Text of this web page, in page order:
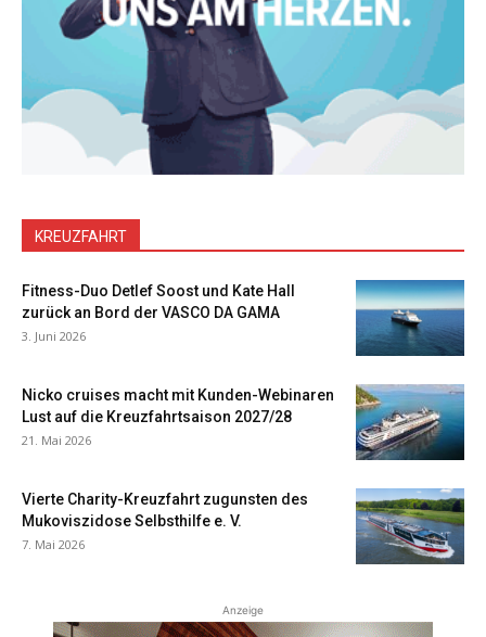
KREUZFAHRT
Fitness-Duo Detlef Soost und Kate Hall
zurück an Bord der VASCO DA GAMA
3. Juni 2026
Nicko cruises macht mit Kunden-Webinaren
Lust auf die Kreuzfahrtsaison 2027/28
21. Mai 2026
Vierte Charity-Kreuzfahrt zugunsten des
Mukoviszidose Selbsthilfe e. V.
7. Mai 2026
Anzeige